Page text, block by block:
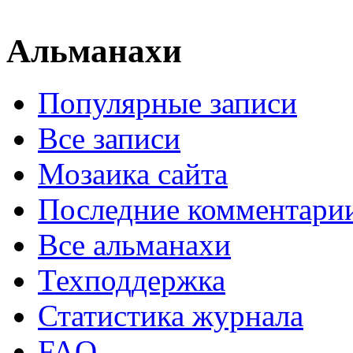
Альманахи
Популярные записи
Все записи
Мозаика сайта
Последние
Все альманахи
Техподдержка
Статистика журнала